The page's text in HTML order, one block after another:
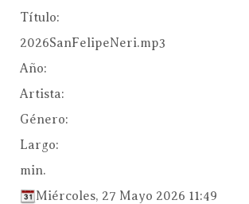
Título:
2026SanFelipeNeri.mp3
Año:
Artista:
Género:
Largo:
min.
Miércoles, 27 Mayo 2026 11:49